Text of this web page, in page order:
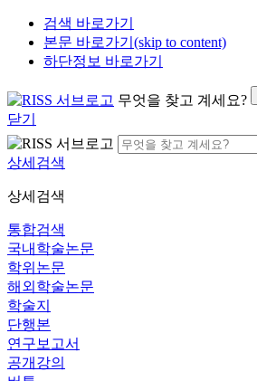
검색 바로가기
본문 바로가기(skip to content)
하단정보 바로가기
무엇을 찾고 계세요?
닫기
상세검색
상세검색
통합검색
국내학술논문
학위논문
해외학술논문
학술지
단행본
연구보고서
공개강의